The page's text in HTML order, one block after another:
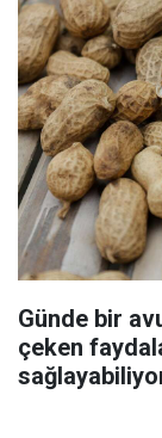
Günde bir
çeken